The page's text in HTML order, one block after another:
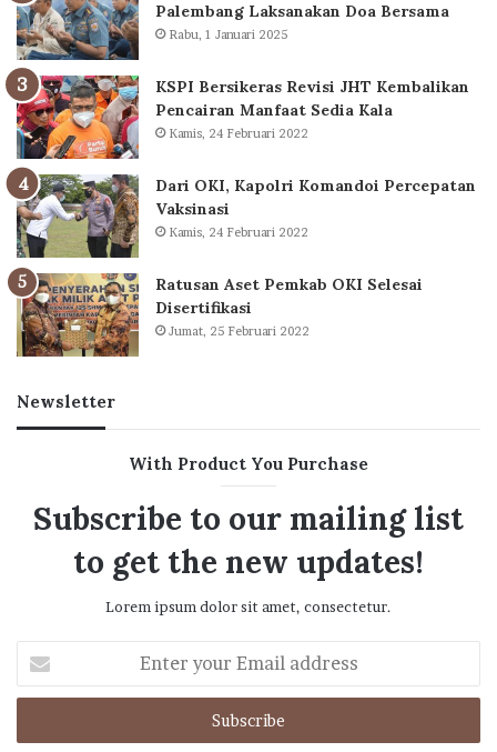
Palembang Laksanakan Doa Bersama
Rabu, 1 Januari 2025
KSPI Bersikeras Revisi JHT Kembalikan
Pencairan Manfaat Sedia Kala
Kamis, 24 Februari 2022
Dari OKI, Kapolri Komandoi Percepatan
Vaksinasi
Kamis, 24 Februari 2022
Ratusan Aset Pemkab OKI Selesai
Disertifikasi
Jumat, 25 Februari 2022
Newsletter
With Product You Purchase
Subscribe to our mailing list
to get the new updates!
Lorem ipsum dolor sit amet, consectetur.
your
Email